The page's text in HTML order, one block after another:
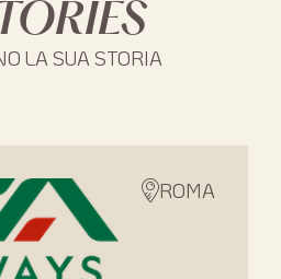
LA SUA STORIA
ROMA